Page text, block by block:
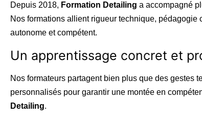
Depuis 2018, Formation Detailing a accompagné
Nos formations allient rigueur technique, pédagogie
autonome et compétent.
Un apprentissage concret et
Nos formateurs partagent bien plus que des gestes
personnalisés pour garantir une montée en
Detailing.